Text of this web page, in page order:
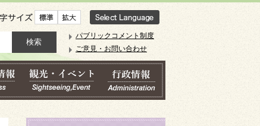
文字サイズ
パブリックコメント制度
ご意見・お問い合わせ